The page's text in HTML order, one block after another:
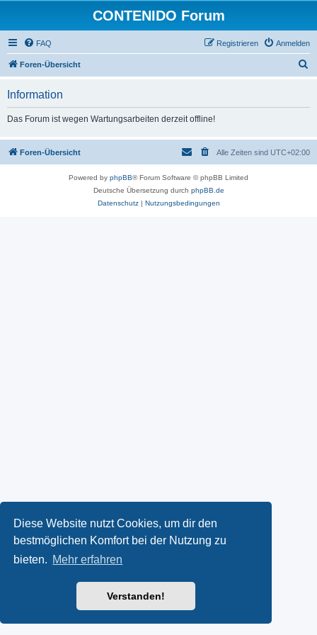
Diese Website nutzt Cookies, um dir den
bestmöglichen Komfort bei der Nutzung zu
bieten. Mehr erfahren
Verstanden!
CONTENIDO Forum
FAQ Anmelden
Registrieren
Foren-Übersicht
Information
Das Forum ist wegen Wartungsarbeiten derzeit offline!
Foren-Übersicht Alle Zeiten sind UTC+02:00
Powered by phpBB® Forum Software © phpBB Limited
Deutsche Übersetzung durch phpBB.de
Datenschutz| Nutzungsbedingungen